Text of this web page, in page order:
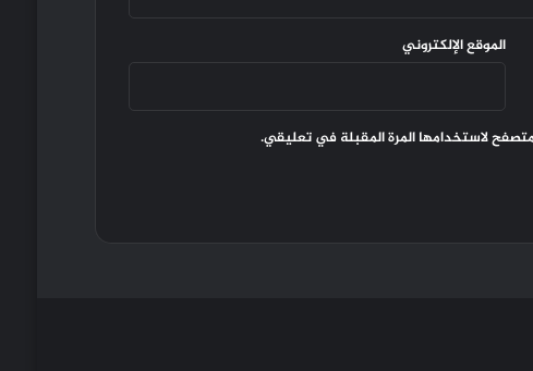
الموقع الإلكتروني
لاستخدامها المرة المقبلة في تعليقي.